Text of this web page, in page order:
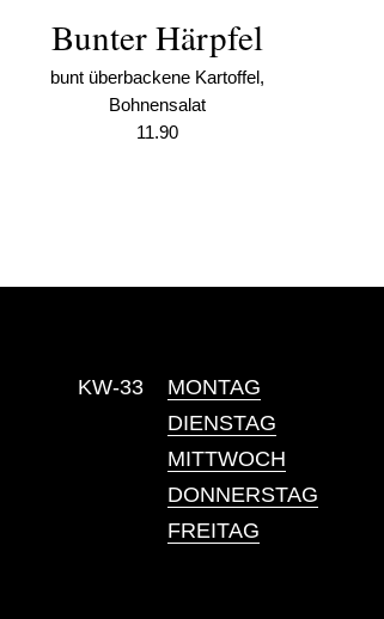
Bunter Härpfel
bunt überbackene Kartoffel,
Bohnensalat
11.90
KW-33
MONTAG
DIENSTAG
MITTWOCH
DONNERSTAG
FREITAG